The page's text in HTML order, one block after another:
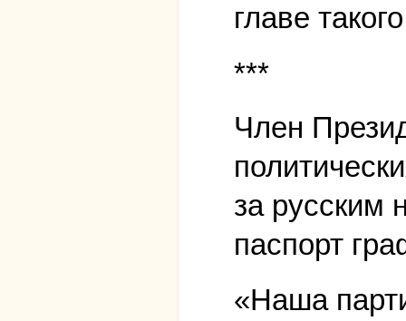
главе
***
Член
за русским
паспорт
«Наша